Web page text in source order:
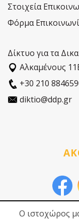
Στοιχεία
Φόρμα
Δίκτυο για τα
Αλκαµένους
+30 210
diktio@ddp.gr
Ο ιστοχώρος